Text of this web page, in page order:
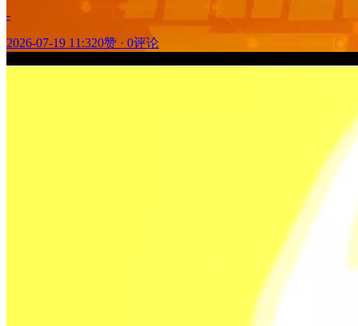
-
2026-07-19 11:320赞 · 0评论